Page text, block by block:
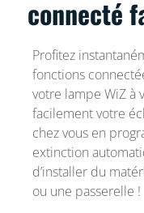
connecté
Profitez
fonctions
votre lampe WiZ à
facilement votre
chez vous en
extinction
d’installer du
ou une passerelle !